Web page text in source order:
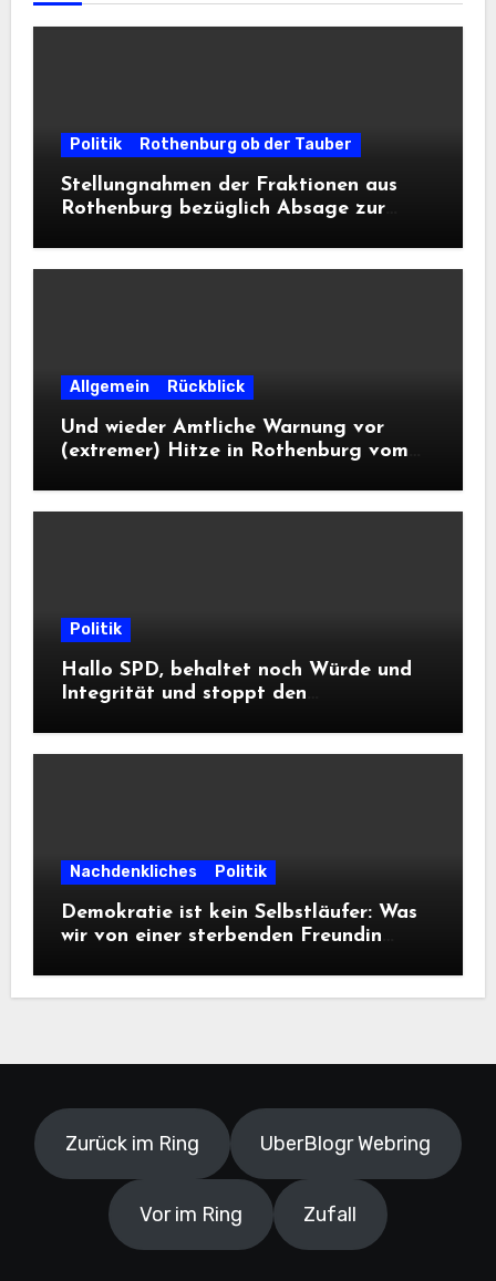
Politik Rothenburg ob der Tauber
Stellungnahmen der Fraktionen aus
Rothenburg bezüglich Absage zur
Allgemein Rückblick
Und wieder Amtliche Warnung vor
(extremer) Hitze in Rothenburg vom
Politik
Hallo SPD, behaltet noch Würde und
Integrität und stoppt den
Informationsfreiheit!
Nachdenkliches Politik
Demokratie ist kein Selbstläufer: Was
wir von einer sterbenden Freundin
Zurück im Ring UberBlogr Webring
Vor im Ring Zufall